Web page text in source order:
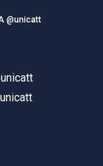
@unicatt